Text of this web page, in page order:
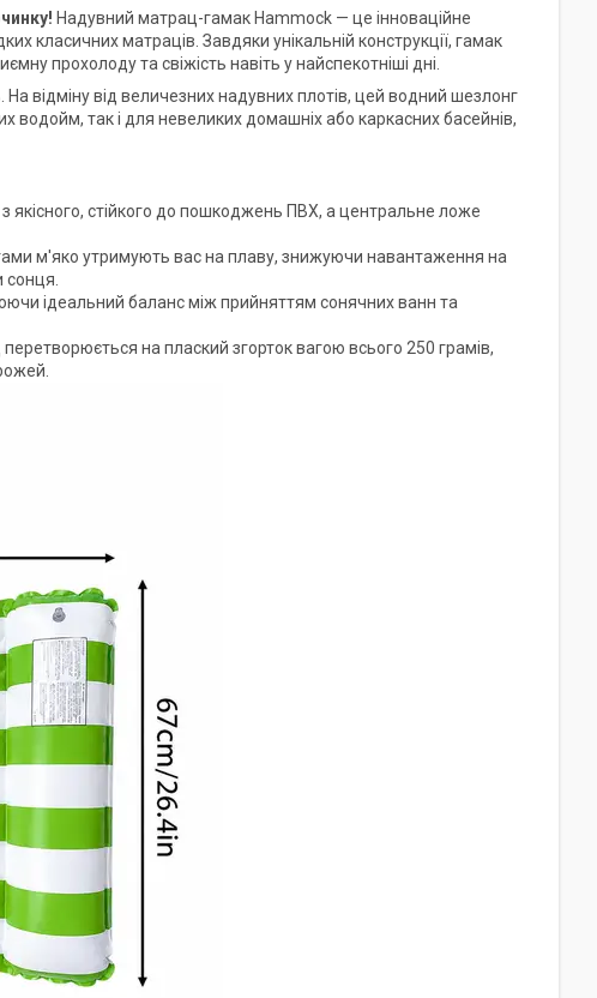
Надувний матрац-гамак Hammock — це інноваційне
класичних матраців. Завдяки унікальній конструкції, гамак
прохолоду та свіжість навіть у найспекотніші дні.
відміну від величезних надувних плотів, цей водний шезлонг
водойм, так і для невеликих домашніх або каркасних басейнів,
якісного, стійкого до пошкоджень ПВХ, а центральне ложе
м'яко утримують вас на плаву, знижуючи навантаження на
ідеальний баланс між прийняттям сонячних ванн та
на плаский згорток вагою всього 250 грамів,